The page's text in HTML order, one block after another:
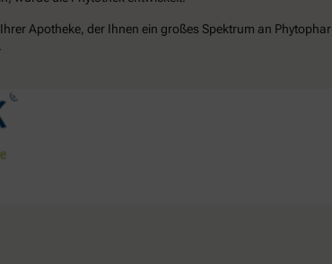
Apotheke, der Ihnen ein großes Spektrum an